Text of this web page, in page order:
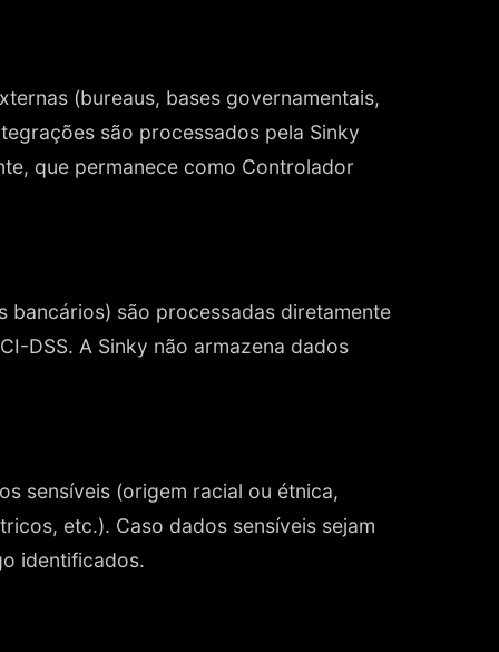
(bureaus, bases governamentais,
são processados pela Sinky
que permanece como Controlador
são processadas diretamente
DSS. A Sinky não armazena dados
sensíveis (origem racial ou étnica,
etc.). Caso dados sensíveis sejam
identificados.